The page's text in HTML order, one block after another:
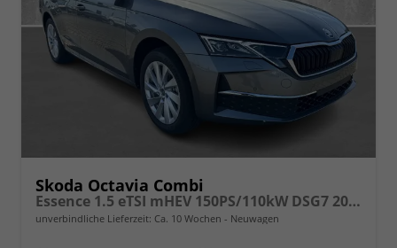
Skoda Octavia Combi
Essence 1.5 eTSI mHEV 150PS/110kW DSG7 2026
unverbindliche Lieferzeit: Ca. 10 Wochen Neuwagen